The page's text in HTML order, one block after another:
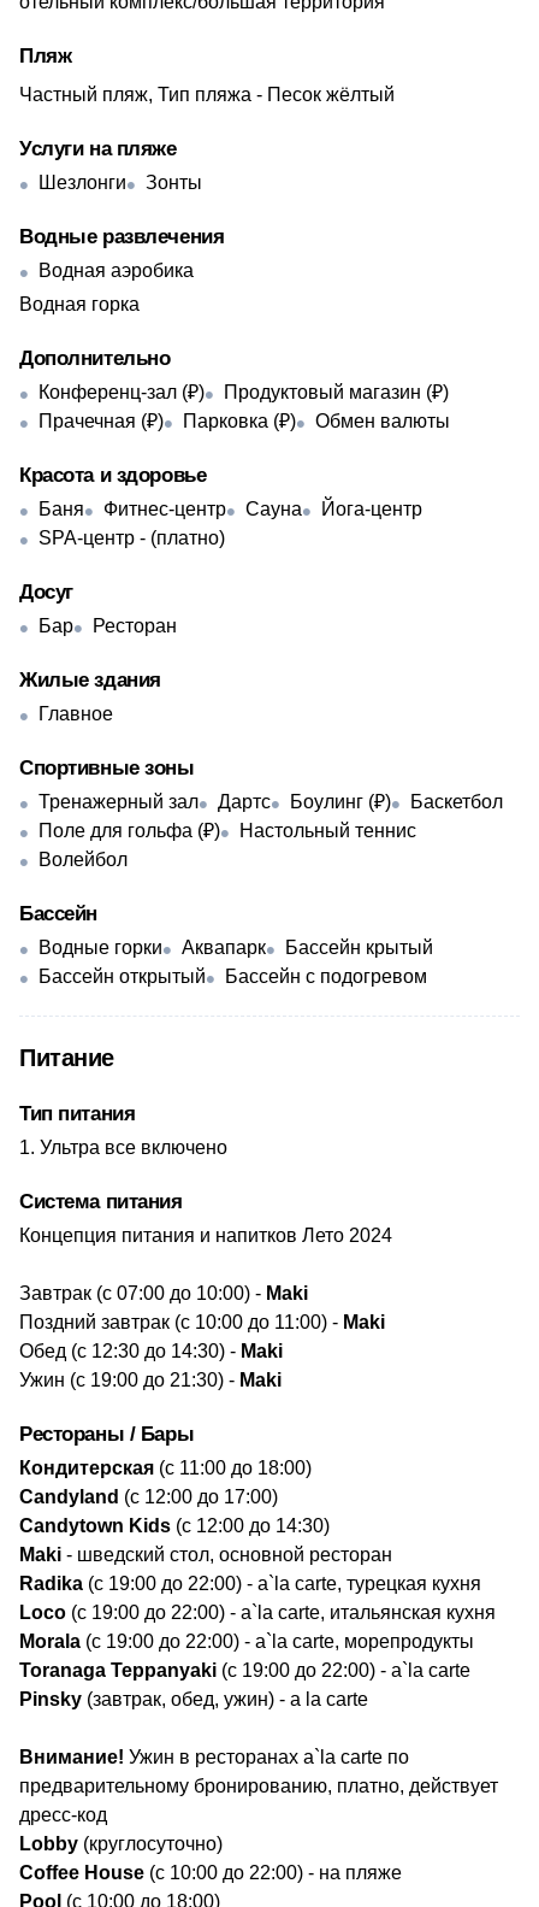
Пляж
Частный пляж, Тип пляжа - Песок жёлтый
Услуги на пляже
Шезлонги Зонты
Водные развлечения
Водная аэробика
Водная горка
Дополнительно
Конференц-зал (₽)
Продуктовый магазин (₽)
Прачечная (₽)
Парковка (₽) Обмен валюты
Красота и здоровье
Баня Фитнес-центр Сауна
Йога-центр
SPA-центр - ​(платно)
Досуг
Бар Ресторан
Жилые здания
Главное
Спортивные зоны
Тренажерный зал Дартс Боулинг (₽)
Баскетбол
Поле для гольфа (₽)
Настольный теннис
Волейбол
Бассейн
Водные горки Аквапарк
Бассейн крытый
Бассейн открытый
Бассейн с подогревом
Питание
Тип питания
Ультра все включено
Система питания
Концепция питания и напитков Лето 2024
Завтрак (с 07:00 до 10:00) - Maki
Поздний завтрак (с 10:00 до 11:00) - Maki
Обед (с 12:30 до 14:30) - Maki
Ужин (с 19:00 до 21:30) - Maki
Рестораны / Бары
Кондитерская (с 11:00 до 18:00)
Candyland (c 12:00 до 17:00)
Candytown Kids (с 12:00 до 14:30)
Maki - шведский стол, основной ресторан
Radika (с 19:00 до 22:00) - a`la carte, турецкая кухня
Loco (с 19:00 до 22:00) - a`la carte, итальянская кухня
Morala (с 19:00 до 22:00) - a`la carte, морепродукты
Toranaga Teppanyaki (с 19:00 до 22:00) - a`la carte
Pinsky (завтрак, обед, ужин) - a la carte
Внимание! Ужин в ресторанах a`la carte по
предварительному бронированию, платно, действует
дресс-код
​Lobby (круглосуточно)
Coffee House (с 10:00 до 22:00) - на пляже
Pool (с 10:00 до 18:00)